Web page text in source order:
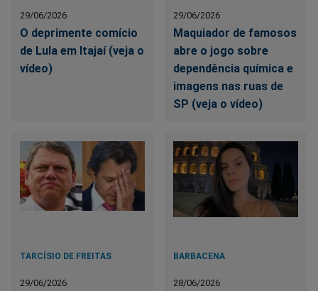
29/06/2026
O deprimente comício
de Lula em Itajaí (veja o
vídeo)
29/06/2026
Maquiador de famosos
abre o jogo sobre
dependência química e
imagens nas ruas de
SP (veja o vídeo)
TARCÍSIO DE FREITAS
29/06/2026
BARBACENA
28/06/2026